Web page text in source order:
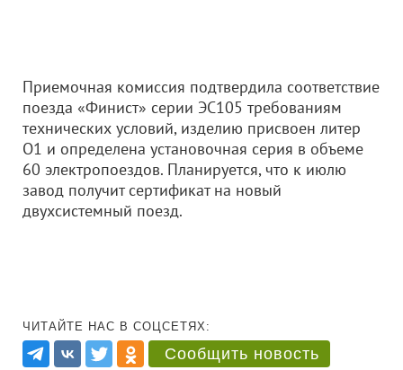
Приемочная комиссия подтвердила соответствие
поезда «Финист» серии ЭС105 требованиям
технических условий, изделию присвоен литер
О1 и определена установочная серия в объеме
60 электропоездов. Планируется, что к июлю
завод получит сертификат на новый
двухсистемный поезд.
ЧИТАЙТЕ НАС В СОЦСЕТЯХ:
Сообщить новость